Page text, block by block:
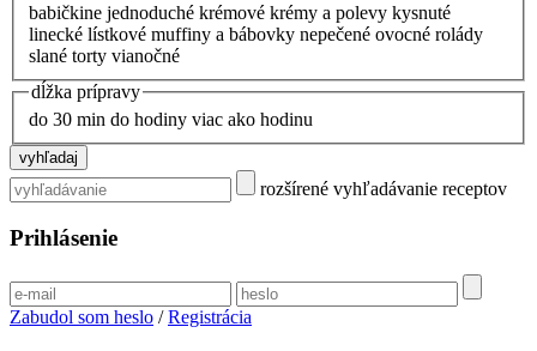
babičkine jednoduché krémové krémy a polevy kysnuté
linecké lístkové muffiny a bábovky nepečené ovocné rolády
slané torty vianočné
dĺžka prípravy
do 30 min do hodiny viac ako hodinu
rozšírené vyhľadávanie receptov
Prihlásenie
Zabudol som heslo /Registrácia